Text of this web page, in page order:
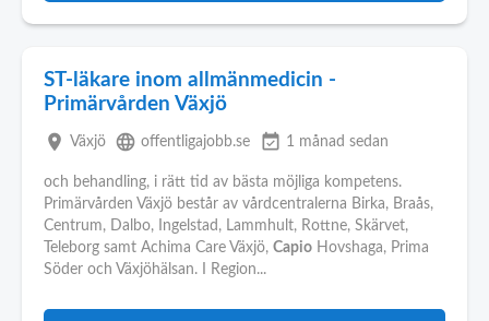
ST-läkare inom allmänmedicin -
Primärvården Växjö
place Växjö language offentligajobb.se event_available 1 månad sedan
och behandling, i rätt tid av bästa möjliga kompetens.
Primärvården Växjö består av vårdcentralerna Birka, Braås,
Centrum, Dalbo, Ingelstad, Lammhult, Rottne, Skärvet,
Teleborg samt Achima Care Växjö, Capio Hovshaga, Prima
Söder och Växjöhälsan. I Region...